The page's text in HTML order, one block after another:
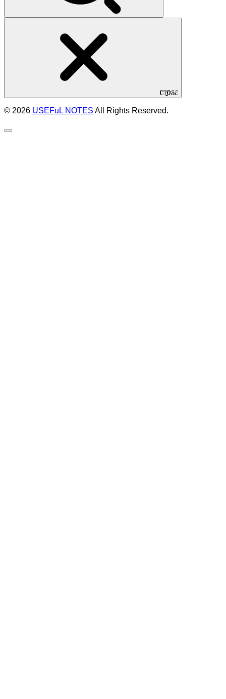
CLOSE
© 2026 USEFuL NOTES All Rights Reserved.